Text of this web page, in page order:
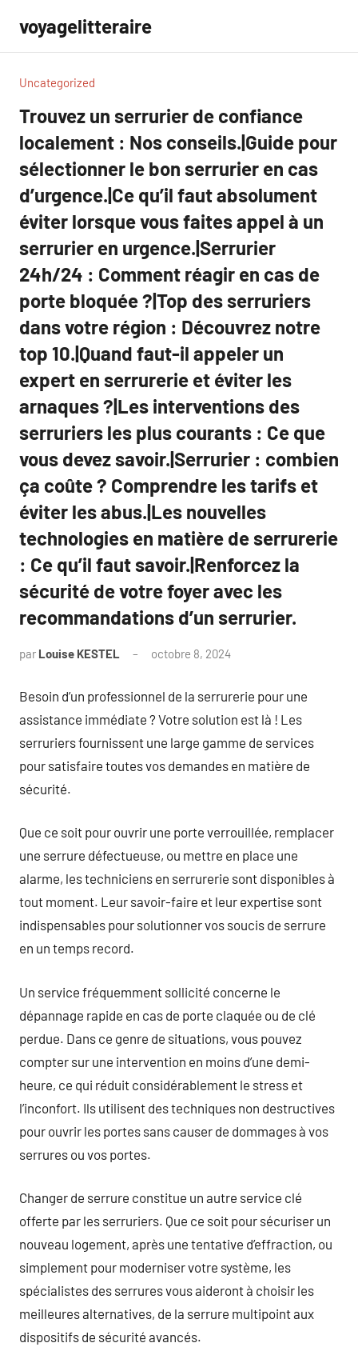
contenu
voyagelitteraire
Uncategorized
Trouvez un serrurier de confiance
localement : Nos conseils.|Guide pour
sélectionner le bon serrurier en cas
d’urgence.|Ce qu’il faut absolument
éviter lorsque vous faites appel à un
serrurier en urgence.|Serrurier
24h/24 : Comment réagir en cas de
porte bloquée ?|Top des serruriers
dans votre région : Découvrez notre
top 10.|Quand faut-il appeler un
expert en serrurerie et éviter les
arnaques ?|Les interventions des
serruriers les plus courants : Ce que
vous devez savoir.|Serrurier : combien
ça coûte ? Comprendre les tarifs et
éviter les abus.|Les nouvelles
technologies en matière de serrurerie
: Ce qu’il faut savoir.|Renforcez la
sécurité de votre foyer avec les
recommandations d’un serrurier.
par Louise KESTEL octobre 8, 2024
Besoin d’un professionnel de la serrurerie pour une
assistance immédiate ? Votre solution est là ! Les
serruriers fournissent une large gamme de services
pour satisfaire toutes vos demandes en matière de
sécurité.
Que ce soit pour ouvrir une porte verrouillée, remplacer
une serrure défectueuse, ou mettre en place une
alarme, les techniciens en serrurerie sont disponibles à
tout moment. Leur savoir-faire et leur expertise sont
indispensables pour solutionner vos soucis de serrure
en un temps record.
Un service fréquemment sollicité concerne le
dépannage rapide en cas de porte claquée ou de clé
perdue. Dans ce genre de situations, vous pouvez
compter sur une intervention en moins d’une demi-
heure, ce qui réduit considérablement le stress et
l’inconfort. Ils utilisent des techniques non destructives
pour ouvrir les portes sans causer de dommages à vos
serrures ou vos portes.
Changer de serrure constitue un autre service clé
offerte par les serruriers. Que ce soit pour sécuriser un
nouveau logement, après une tentative d’effraction, ou
simplement pour moderniser votre système, les
spécialistes des serrures vous aideront à choisir les
meilleures alternatives, de la serrure multipoint aux
dispositifs de sécurité avancés.